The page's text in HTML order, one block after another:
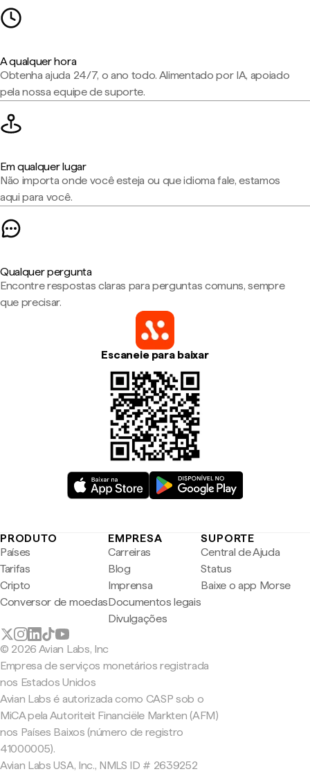
A qualquer hora
Obtenha ajuda 24/7, o ano todo. Alimentado por IA, apoiado
pela nossa equipe de suporte.
Em qualquer lugar
Não importa onde você esteja ou que idioma fale, estamos
aqui para você.
Qualquer pergunta
Encontre respostas claras para perguntas comuns, sempre
que precisar.
Escaneie para baixar
PRODUTO
Países
Tarifas
Cripto
Conversor de moedas
EMPRESA
Carreiras
Blog
Imprensa
Documentos legais
Divulgações
SUPORTE
Central de Ajuda
Status
Baixe o app Morse
© 2026 Avian Labs, Inc
Empresa de serviços monetários registrada
nos Estados Unidos
Avian Labs é autorizada como CASP sob o
MiCA pela Autoriteit Financiële Markten (AFM)
nos Países Baixos (número de registro
41000005).
Avian Labs USA, Inc., NMLS ID # 2639252